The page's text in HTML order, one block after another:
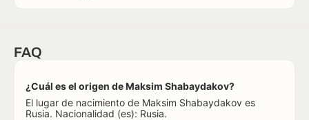
FAQ
¿Cuál es el origen de Maksim Shabaydakov?
El lugar de nacimiento de Maksim Shabaydakov es
Rusia. Nacionalidad (es): Rusia.